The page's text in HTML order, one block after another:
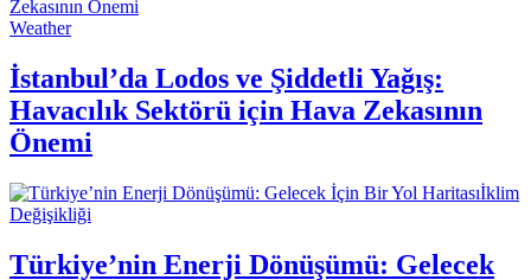
Weather
İstanbul’da Lodos ve Şiddetli Yağış:
Havacılık Sektörü için Hava Zekasının
Önemi
İklim
Değişikliği
Türkiye’nin Enerji Dönüşümü: Gelecek